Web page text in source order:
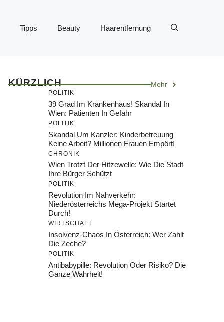
Tipps Beauty Haarentfernung
KÜRZLICH Mehr
POLITIK
39 Grad Im Krankenhaus! Skandal In
Wien: Patienten In Gefahr
POLITIK
Skandal Um Kanzler: Kinderbetreuung
Keine Arbeit? Millionen Frauen Empört!
CHRONIK
Wien Trotzt Der Hitzewelle: Wie Die Stadt
Ihre Bürger Schützt
POLITIK
Revolution Im Nahverkehr:
Niederösterreichs Mega-Projekt Startet
Durch!
WIRTSCHAFT
Insolvenz-Chaos In Österreich: Wer Zahlt
Die Zeche?
POLITIK
Antibabypille: Revolution Oder Risiko? Die
Ganze Wahrheit!